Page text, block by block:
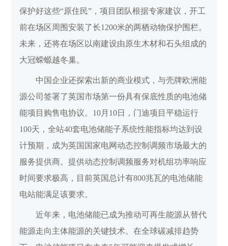
保护好这些“原住民”，项目团队根据专家建议，开工
前在场区周围安装了长1200米的两栖动物保护围栏。
未来，还将在场区以南建设由原生木材和石头组成的
大冠蝾螈越冬巢。
中国企业还探索出新的商业模式，与壳牌欧洲能
源公司签署了英国市场第一份具有保底性质的电池储
能项目购售电协议。10月10日，门迪项目平稳运行
100天，全站40套电池储能子系统性能指标均达到设
计预期，成为英国国家电网动态控制调频市场最大的
服务提供商。提供动态控制调频服务对机组功率响应
时间要求极高，目前英国总计有800兆瓦的电池储能
电站能满足该要求。
近年来，电池储能已成为推动可再生能源从替代
能源走向主体能源的关键技术。在全球碳减排趋势